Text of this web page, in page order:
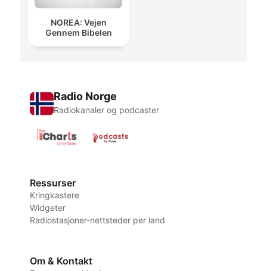
NOREA: Vejen
Gennem Bibelen
Radio Norge
Radiokanaler og podcaster
Ressurser
Kringkastere
Widgeter
Radiostasjoner-nettsteder per land
Om & Kontakt